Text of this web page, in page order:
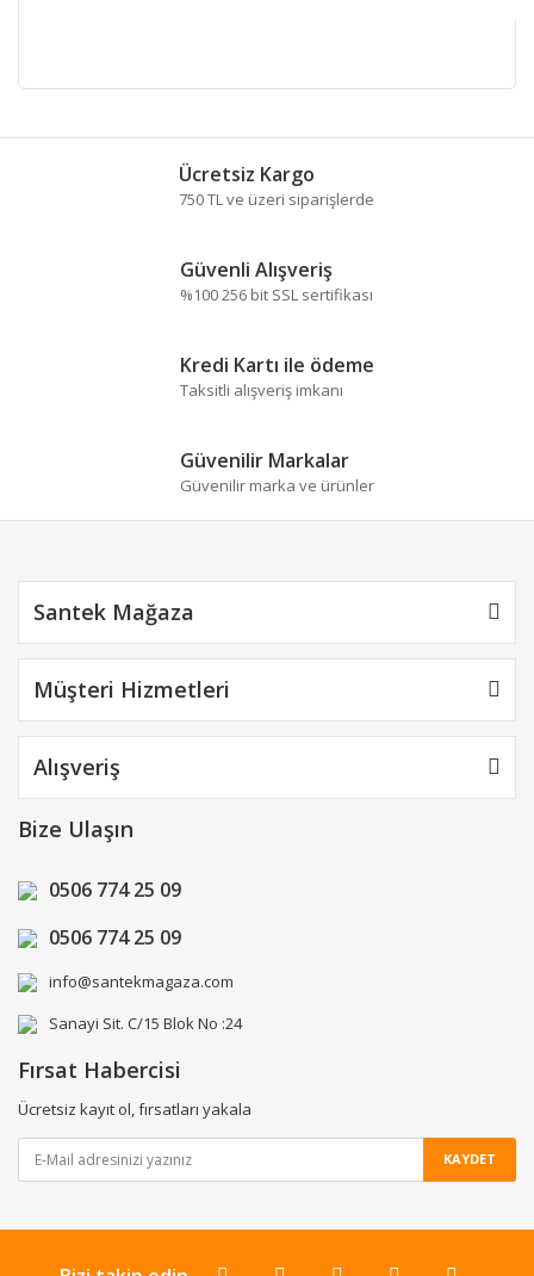
Bu ürüne ilk yorumu siz yapın!
formunu kullanarak tarafımıza iletebilirsiniz.
Görüş ve önerileriniz için teşekkür ederiz.
Ürün açıklamasında eksik bilgiler bulunuyor.
Ürün fiyatı diğer sitelerden daha pahalı.
Bu ürüne benzer farklı alternatifler olmalı.
Ücretsiz Kargo
750 TL ve üzeri siparişlerde
Güvenli Alışveriş
%100 256 bit SSL sertifikası
Kredi Kartı ile ödeme
Taksitli alışveriş imkanı
Güvenilir Markalar
Güvenilir marka ve ürünler
Santek Mağaza
Müşteri Hizmetleri
Alışveriş
Bize Ulaşın
0506 774 25 09
0506 774 25 09
info@santekmagaza.com
Sanayi Sit. C/15 Blok No :24
Fırsat Habercisi
Ücretsiz kayıt ol, fırsatları yakala
KAYDET